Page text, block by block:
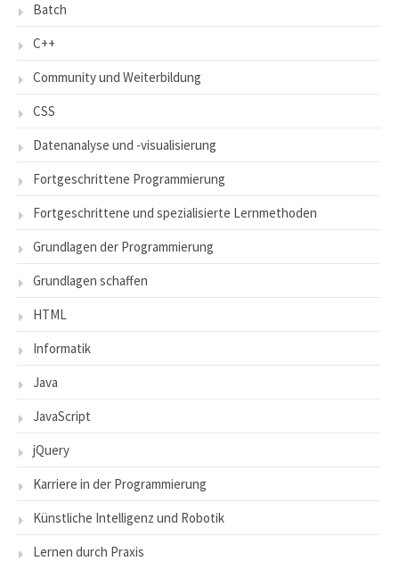
Batch
C++
Community und Weiterbildung
CSS
Datenanalyse und -visualisierung
Fortgeschrittene Programmierung
Fortgeschrittene und spezialisierte Lernmethoden
Grundlagen der Programmierung
Grundlagen schaffen
HTML
Informatik
Java
JavaScript
jQuery
Karriere in der Programmierung
Künstliche Intelligenz und Robotik
Lernen durch Praxis